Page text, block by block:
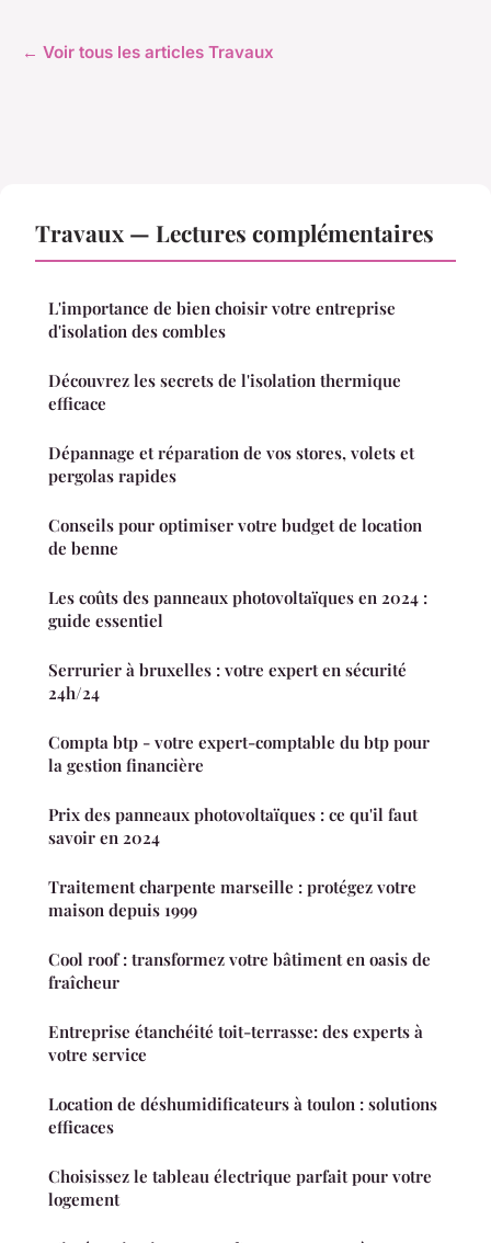
← Voir tous les articles Travaux
Travaux — Lectures complémentaires
L'importance de bien choisir votre entreprise
d'isolation des combles
Découvrez les secrets de l'isolation thermique
efficace
Dépannage et réparation de vos stores, volets et
pergolas rapides
Conseils pour optimiser votre budget de location
de benne
Les coûts des panneaux photovoltaïques en 2024 :
guide essentiel
Serrurier à bruxelles : votre expert en sécurité
24h/24
Compta btp - votre expert-comptable du btp pour
la gestion financière
Prix des panneaux photovoltaïques : ce qu'il faut
savoir en 2024
Traitement charpente marseille : protégez votre
maison depuis 1999
Cool roof : transformez votre bâtiment en oasis de
fraîcheur
Entreprise étanchéité toit-terrasse: des experts à
votre service
Location de déshumidificateurs à toulon : solutions
efficaces
Choisissez le tableau électrique parfait pour votre
logement